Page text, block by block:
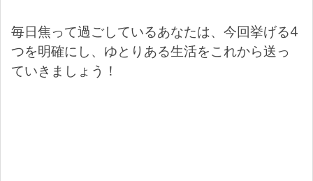
毎日焦って過ごしているあなたは、今回挙げる4
つを明確にし、ゆとりある生活をこれから送っ
ていきましょう！